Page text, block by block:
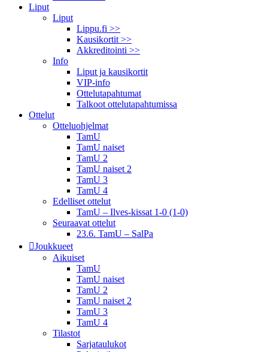
Liput
Liput
Lippu.fi >>
Kausikortit >>
Akkreditointi >>
Info
Liput ja kausikortit
VIP-info
Ottelutapahtumat
Talkoot ottelu­tapahtumissa
Ottelut
Otteluohjelmat
TamU
TamU naiset
TamU 2
TamU naiset 2
TamU 3
TamU 4
Edelliset ottelut
TamU – Ilves-kissat 1-0 (1-0)
Seuraavat ottelut
23.6. TamU – SalPa
Joukkueet
Aikuiset
TamU
TamU naiset
TamU 2
TamU naiset 2
TamU 3
TamU 4
Tilastot
Sarjataulukot